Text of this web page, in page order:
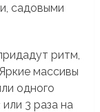
садовыми
ритм,
массивы
одного
3 раза на